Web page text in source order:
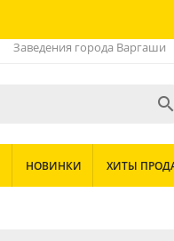
Заведения города Варгаши

НОВИНКИ ХИТЫ